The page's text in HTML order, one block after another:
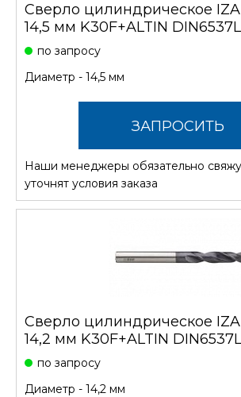
Сверло цилиндрическое
14,5 мм K30F+ALTIN DIN6537L
по запросу
Диаметр - 14,5 мм
ЗАПРОСИТЬ
СТОИМОСТЬ
Наши менеджеры обязательно
уточнят условия заказа
Сверло цилиндрическое
14,2 мм K30F+ALTIN DIN6537L
по запросу
Диаметр - 14,2 мм